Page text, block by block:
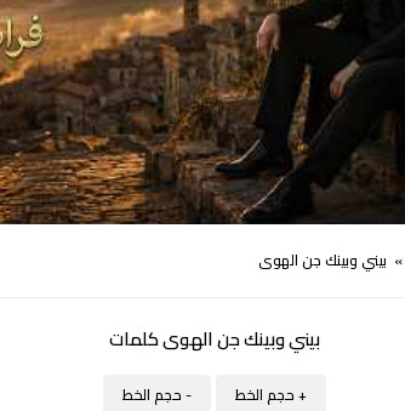
» بيني وبينك جن الهوى
بيني وبينك جن الهوى كلمات
+ حجم الخط - حجم الخط